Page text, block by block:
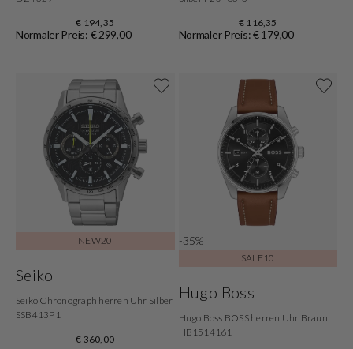
€ 194,35
Normaler Preis: € 299,00
€ 116,35
Normaler Preis: € 179,00
NEW20
Seiko
Seiko Chronograph herren Uhr Silber
SSB413P1
€ 360,00
-35%
SALE10
Hugo Boss
Hugo Boss BOSS herren Uhr Braun
HB1514161